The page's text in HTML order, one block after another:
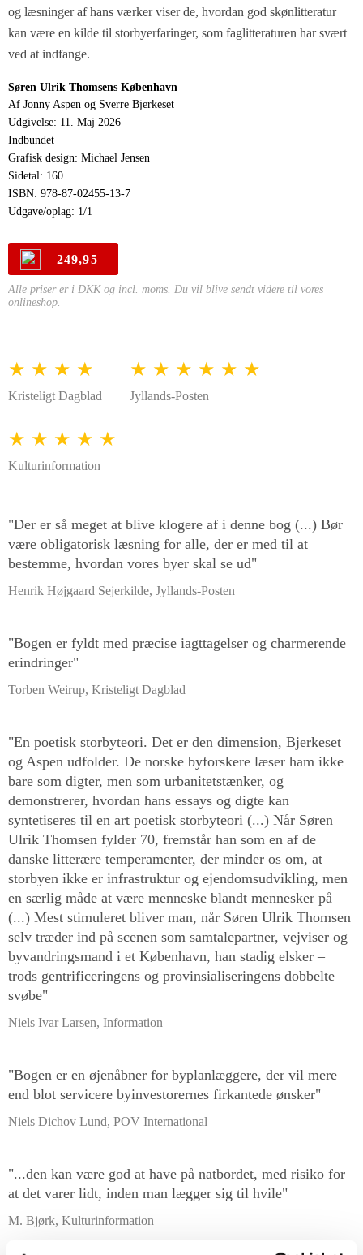
og læsninger af hans værker viser de, hvordan god skønlitteratur
kan være en kilde til storbyerfaringer, som faglitteraturen har svært
ved at indfange.
Søren Ulrik Thomsens København
Af Jonny Aspen og Sverre Bjerkeset
Udgivelse: 11. Maj 2026
Indbundet
Grafisk design: Michael Jensen
Sidetal: 160
ISBN: 978-87-02455-13-7
Udgave/oplag: 1/1
249,95
Alle priser er i DKK og incl. moms. Du vil blive sendt videre til vores
onlineshop.
★ ★ ★ ★
Kristeligt Dagblad
★ ★ ★ ★ ★ ★
Jyllands-Posten
★ ★ ★ ★ ★
Kulturinformation
"Der er så meget at blive klogere af i denne bog (...) Bør
være obligatorisk læsning for alle, der er med til at
bestemme, hvordan vores byer skal se ud"
Henrik Højgaard Sejerkilde, Jyllands-Posten
"Bogen er fyldt med præcise iagttagelser og charmerende
erindringer"
Torben Weirup, Kristeligt Dagblad
"En poetisk storbyteori. Det er den dimension, Bjerkeset
og Aspen udfolder. De norske byforskere læser ham ikke
bare som digter, men som urbanitetstænker, og
demonstrerer, hvordan hans essays og digte kan
syntetiseres til en art poetisk storbyteori (...) Når Søren
Ulrik Thomsen fylder 70, fremstår han som en af de
danske litterære temperamenter, der minder os om, at
storbyen ikke er infrastruktur og ejendomsudvikling, men
en særlig måde at være menneske blandt mennesker på
(...) Mest stimuleret bliver man, når Søren Ulrik Thomsen
selv træder ind på scenen som samtalepartner, vejviser og
byvandringsmand i et København, han stadig elsker –
trods gentrificeringens og provinsialiseringens dobbelte
svøbe"
Niels Ivar Larsen, Information
"Bogen er en øjenåbner for byplanlæggere, der vil mere
end blot servicere byinvestorernes firkantede ønsker"
Niels Dichov Lund, POV International
"...den kan være god at have på natbordet, med risiko for
at det varer lidt, inden man lægger sig til hvile"
M. Bjørk, Kulturinformation